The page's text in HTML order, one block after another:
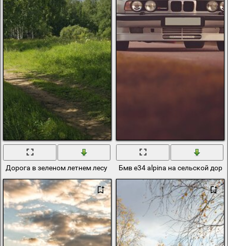
Дорога в зеленом летнем лесу Бмв e34 alpina на сельской